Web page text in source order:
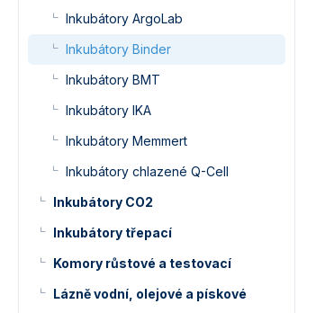
Inkubátory ArgoLab
Inkubátory Binder
Inkubátory BMT
Inkubátory IKA
Inkubátory Memmert
Inkubátory chlazené Q-Cell
Inkubátory CO2
Inkubátory třepací
Komory růstové a testovací
Lázně vodní, olejové a pískové